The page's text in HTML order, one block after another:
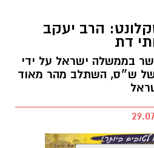
הרב יעקב
דת
בממשלה ישראל על ידי
ש״ס, השתלב מהר מאוד